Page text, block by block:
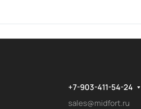
+7-903-411-54-24
sales@midfort.ru